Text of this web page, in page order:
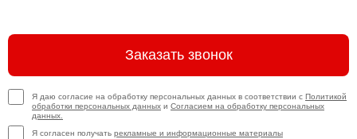
Заказать звонок
Я даю согласие на обработку персональных данных в соответствии с Политикой
обработки персональных данных и Согласием на обработку персональных
данных.
Я согласен получать рекламные и информационные материалы